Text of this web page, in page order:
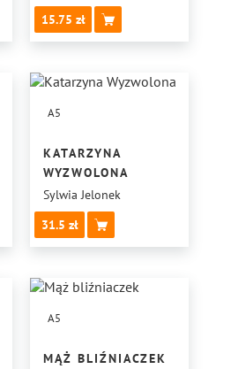
15.75
A5
KATARZYNA
WYZWOLONA
Sylwia Jelonek
31.5
A5
MĄŻ BLIŹNIACZEK